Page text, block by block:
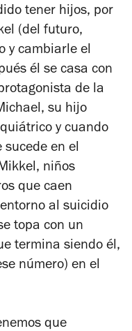
tener hijos, por
(del futuro,
y cambiarle el
él se casa con
de la
su hijo
y cuando
en el
niños
que caen
al suicidio
topa con un
termina siendo él,
número) en el
que